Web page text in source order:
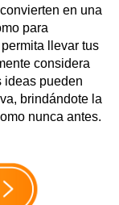
en una
para
llevar tus
considera
ideas pueden
brindándote la
nunca antes.